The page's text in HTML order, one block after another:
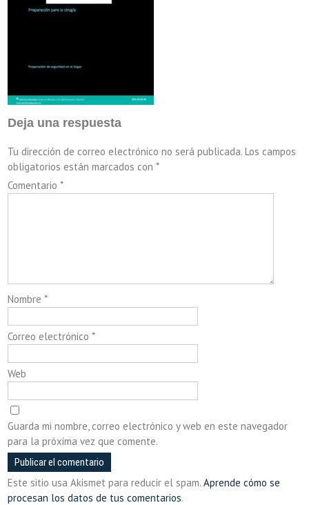
Deja una respuesta
Tu dirección de correo electrónico no será publicada. Los campos
obligatorios están marcados con*
Comentario*
Nombre*
Correo electrónico*
Web
Guarda mi nombre, correo electrónico y web en este navegador
para la próxima vez que comente.
Este sitio usa Akismet para reducir el spam.Aprende cómo se
procesan los datos de tus comentarios.